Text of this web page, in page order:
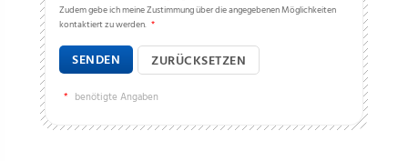
Zudem gebe ich meine Zustimmung über die angegebenen Möglichkeiten
kontaktiert zu werden. *
SENDEN ZURÜCKSETZEN
* benötigte Angaben